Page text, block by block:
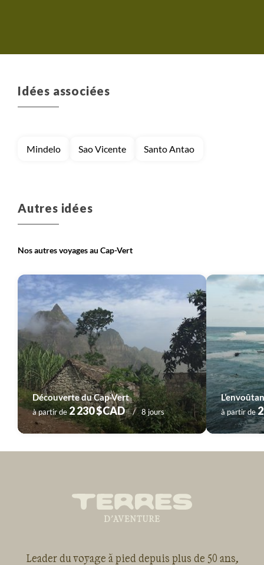
Idées associées
Mindelo Sao Vicente Santo Antao
Autres idées
Nos autres voyages au Cap-Vert
Découverte du Cap-Vert
à partir de2 230 $CAD 8 jours à partir de
Leader du voyage à pied depuis plus de 50 ans,